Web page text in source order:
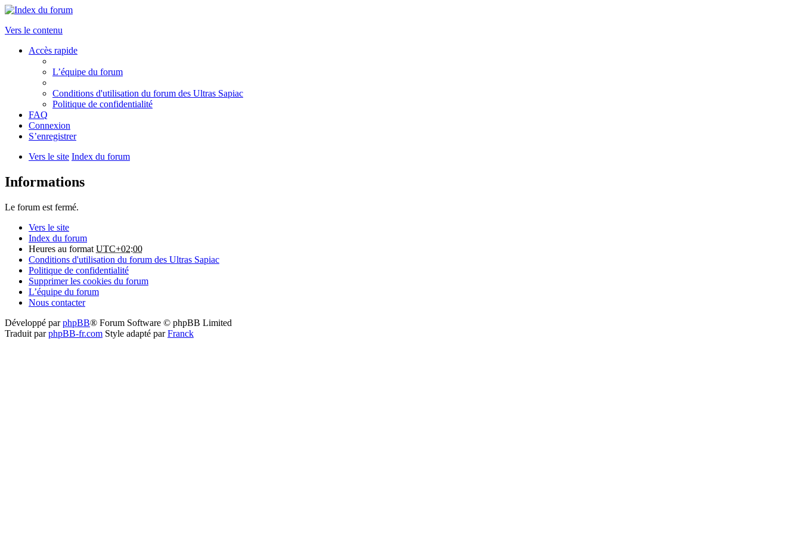
Vers le contenu
Accès rapide
L’équipe du forum
Conditions d'utilisation du forum des Ultras Sapiac
Politique de confidentialité
FAQ
Connexion
S’enregistrer
Vers le site Index du forum
Informations
Le forum est fermé.
Vers le site
Index du forum
Heures au format UTC+02:00
Conditions d'utilisation du forum des Ultras Sapiac
Politique de confidentialité
Supprimer les cookies du forum
L’équipe du forum
Nous contacter
Développé parphpBB® Forum Software © phpBB Limited
Traduit parphpBB-fr.com Style adapté parFranck